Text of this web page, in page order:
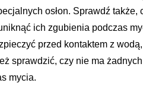
osłon. Sprawdź
ich zgubienia podczas
przed kontaktem z
sprawdzić, czy nie ma
mycia.